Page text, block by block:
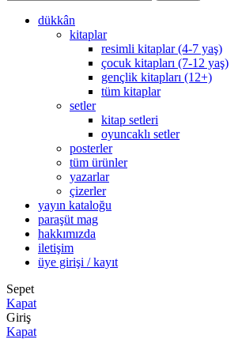
dükkân
kitaplar
resimli kitaplar (4-7 yaş)
çocuk kitapları (7-12 yaş)
gençlik kitapları (12+)
tüm kitaplar
setler
kitap setleri
oyuncaklı setler
posterler
tüm ürünler
yazarlar
çizerler
yayın kataloğu
paraşüt mag
hakkımızda
i̇letişim
üye girişi / kayıt
Sepet
Kapat
Giriş
Kapat